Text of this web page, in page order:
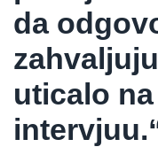
da
uticalo